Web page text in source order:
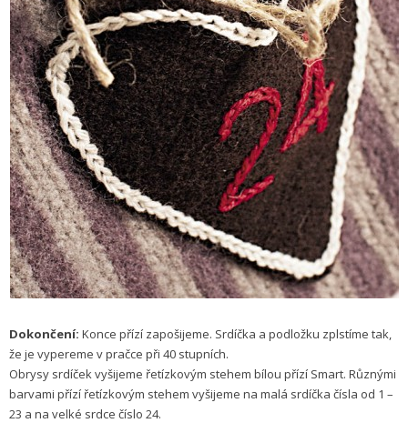
Dokončení: Konce přízí zapošijeme. Srdíčka a podložku zplstíme tak,
že je vypereme v pračce při 40 stupních.
Obrysy srdíček vyšijeme řetízkovým stehem bílou přízí Smart. Různými
barvami přízí řetízkovým stehem vyšijeme na malá srdíčka čísla od 1 –
23 a na velké srdce číslo 24.